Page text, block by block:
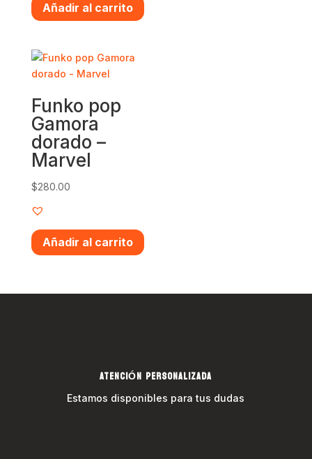
Añadir al carrito
Funko pop
Gamora
dorado –
Marvel
$280.00
Añadir al carrito
ATENCIÓN PERSONALIZADA
Estamos disponibles para tus dudas